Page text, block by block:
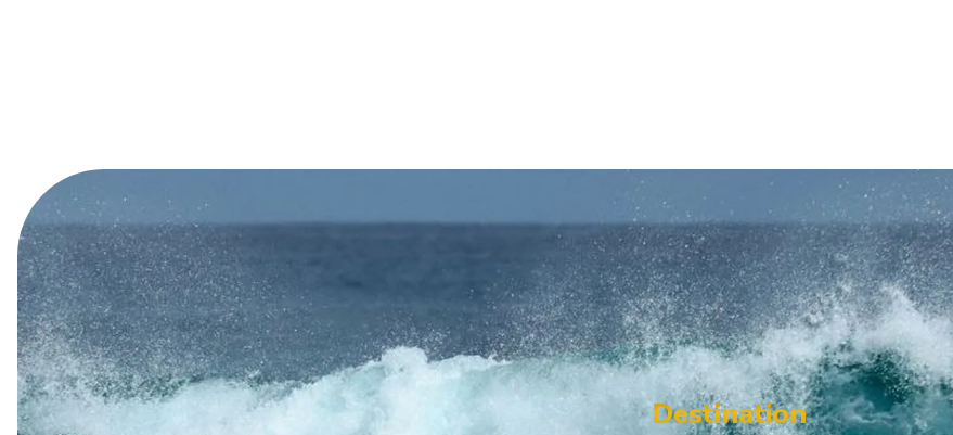
Destination